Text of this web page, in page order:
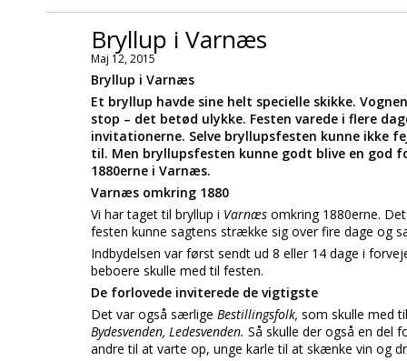
Bryllup i Varnæs
Maj 12, 2015
Bryllup i Varnæs
Et bryllup havde sine helt specielle skikke.
stop – det betød ulykke. Festen varede i flere
invitationerne. Selve bryllupsfesten kunne ikke
til. Men bryllupsfesten kunne godt blive en
1880erne i Varnæs.
Varnæs omkring 1880
Vi har taget til bryllup i Varnæs omkring 1880erne.
festen kunne sagtens strække sig over fire dage og
Indbydelsen var først sendt ud 8 eller 14 dage i
beboere skulle med til festen.
De forlovede inviterede de vigtigste
Det var også særlige Bestillingsfolk, som skulle med
Bydesvenden, Ledesvenden. Så skulle der også en del
andre til at varte op, unge karle til at skænke vin og